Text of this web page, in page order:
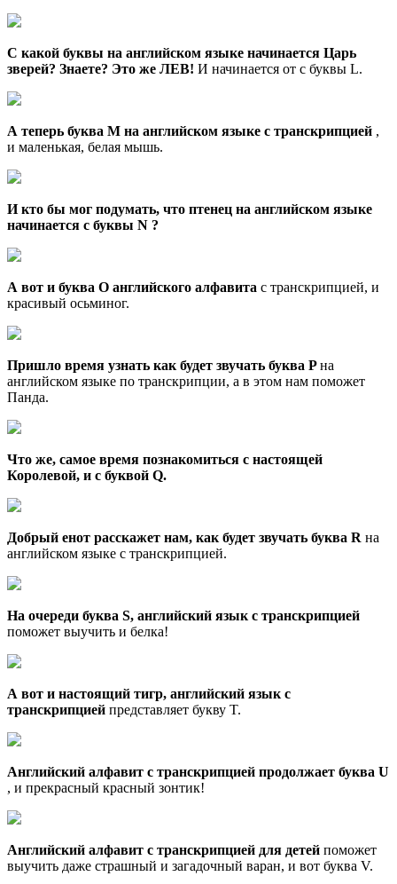
С какой буквы на английском языке начинается Царь
зверей? Знаете? Это же ЛЕВ! И начинается от с буквы L.
А теперь буква M на английском языке с транскрипцией ,
и маленькая, белая мышь.
И кто бы мог подумать, что птенец на английском языке
начинается с буквы N ?
А вот и буква O английского алфавита с транскрипцией, и
красивый осьминог.
Пришло время узнать как будет звучать буква Pна
английском языке по транскрипции, а в этом нам поможет
Панда.
Что же, самое время познакомиться с настоящей
Королевой, и с буквой Q.
Добрый енот расскажет нам, как будет звучать буква R на
английском языке с транскрипцией.
На очереди буква S, английский язык с транскрипцией
поможет выучить и белка!
А вот и настоящий тигр, английский язык с
транскрипцией представляет букву T.
Английский алфавит с транскрипцией продолжает буква U
, и прекрасный красный зонтик!
Английский алфавит с транскрипцией для детей поможет
выучить даже страшный и загадочный варан, и вот буква V.